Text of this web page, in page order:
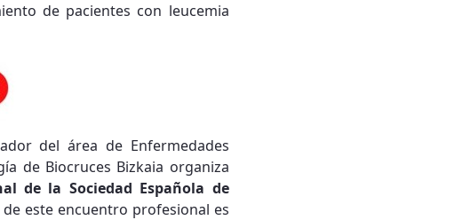
de pacientes con leucemia
del área de Enfermedades
de Biocruces Bizkaia organiza
de la Sociedad Española de
de este encuentro profesional es